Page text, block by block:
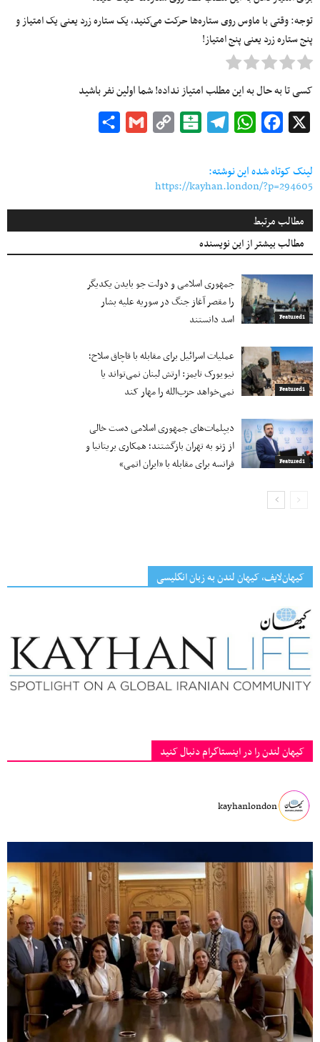
توجه: وقتی با ماوس روی ستاره‌ها حرکت می‌کنید، یک ستاره زرد یعنی یک امتیاز و
پنج ستاره زرد یعنی پنج امتیاز!
کسی تا به حال به این مطلب امتیاز نداده! شما اولین نفر باشید
Facebook
WhatsApp
Telegram
Balatarin
Copy
Gmail
لینک کوتاه شده این نوشته:
https://kayhan.london/?p=294605
مطالب مرتبط
مطالب بیشتر از این نویسنده
Featured1
جمهوری اسلامی و دولت جو بایدن یکدیگر
را مقصر آغاز جنگ در سوریه علیه بشار
اسد دانستند
Featured1
عملیات اسرائیل برای مقابله با قاچاق سلاح؛
نیویورک تایمز: ارتش لبنان نمی‌تواند یا
نمی‌خواهد حزب‌الله را مهار کند
Featured1
دیپلمات‌های جمهوری اسلامی دست خالی
از ژنو به تهران بازگشتند؛ همکاری بریتانیا و
فرانسه برای مقابله با «ایران اتمی»
کیهان‌لایف، کیهان لندن به زبان انگلیسی
کیهان لندن را در اینستاگرام دنبال کنید
kayhanlondon